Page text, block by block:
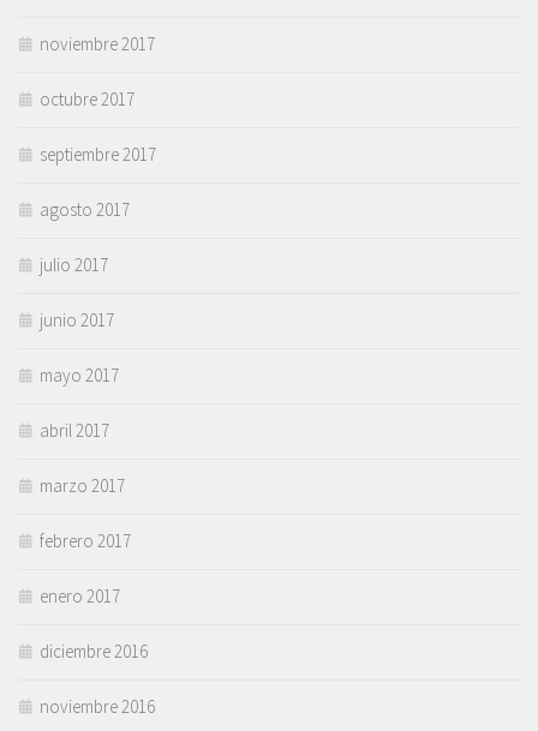
noviembre 2017
octubre 2017
septiembre 2017
agosto 2017
julio 2017
junio 2017
mayo 2017
abril 2017
marzo 2017
febrero 2017
enero 2017
diciembre 2016
noviembre 2016